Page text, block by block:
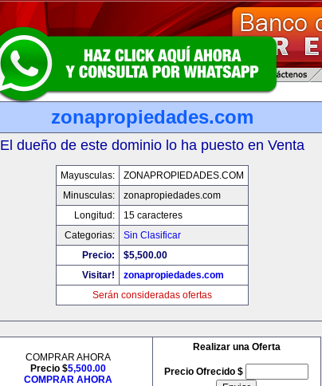
zonapropiedades.com
El dueño de este dominio lo ha puesto en Venta
Mayusculas:
ZONAPROPIEDADES.COM
Minusculas:
zonapropiedades.com
Longitud:
15 caracteres
Categorias:
Sin Clasificar
Precio:
$5,500.00
Visitar!
zonapropiedades.com
Serán consideradas ofertas
COMPRAR AHORA
Precio $5,500.00
COMPRAR AHORA
Realizar una Oferta
Precio Ofrecido $